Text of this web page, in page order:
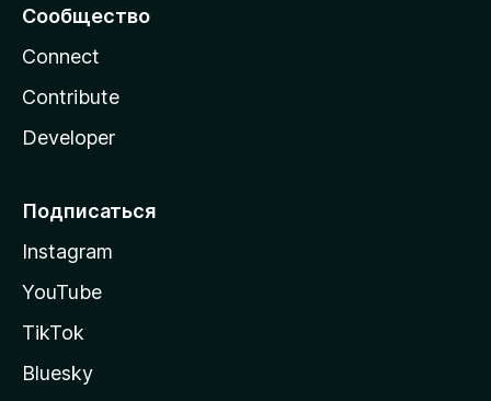
Сообщество
Connect
Contribute
Developer
Подписаться
Instagram
YouTube
TikTok
Bluesky